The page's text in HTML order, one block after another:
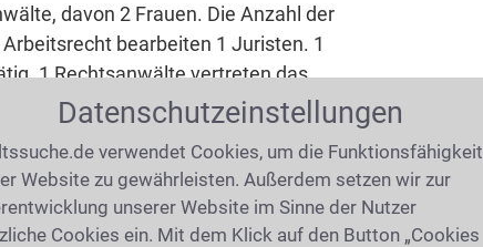
davon 2 Frauen. Die Anzahl der
bearbeiten 1 Juristen. 1
1 Rechtsanwälte vertreten das
und Pachtrecht. Weitere 1 Anwälte
Unterstützung durch
Datenschutzeinstellungen
verwendet Cookies, um die Funktionsfähigkeit
Website zu gewährleisten. Außerdem setzen wir zur
unserer Website im Sinne der Nutzer
Cookies ein. Mit dem Klick auf den Button „Cookies